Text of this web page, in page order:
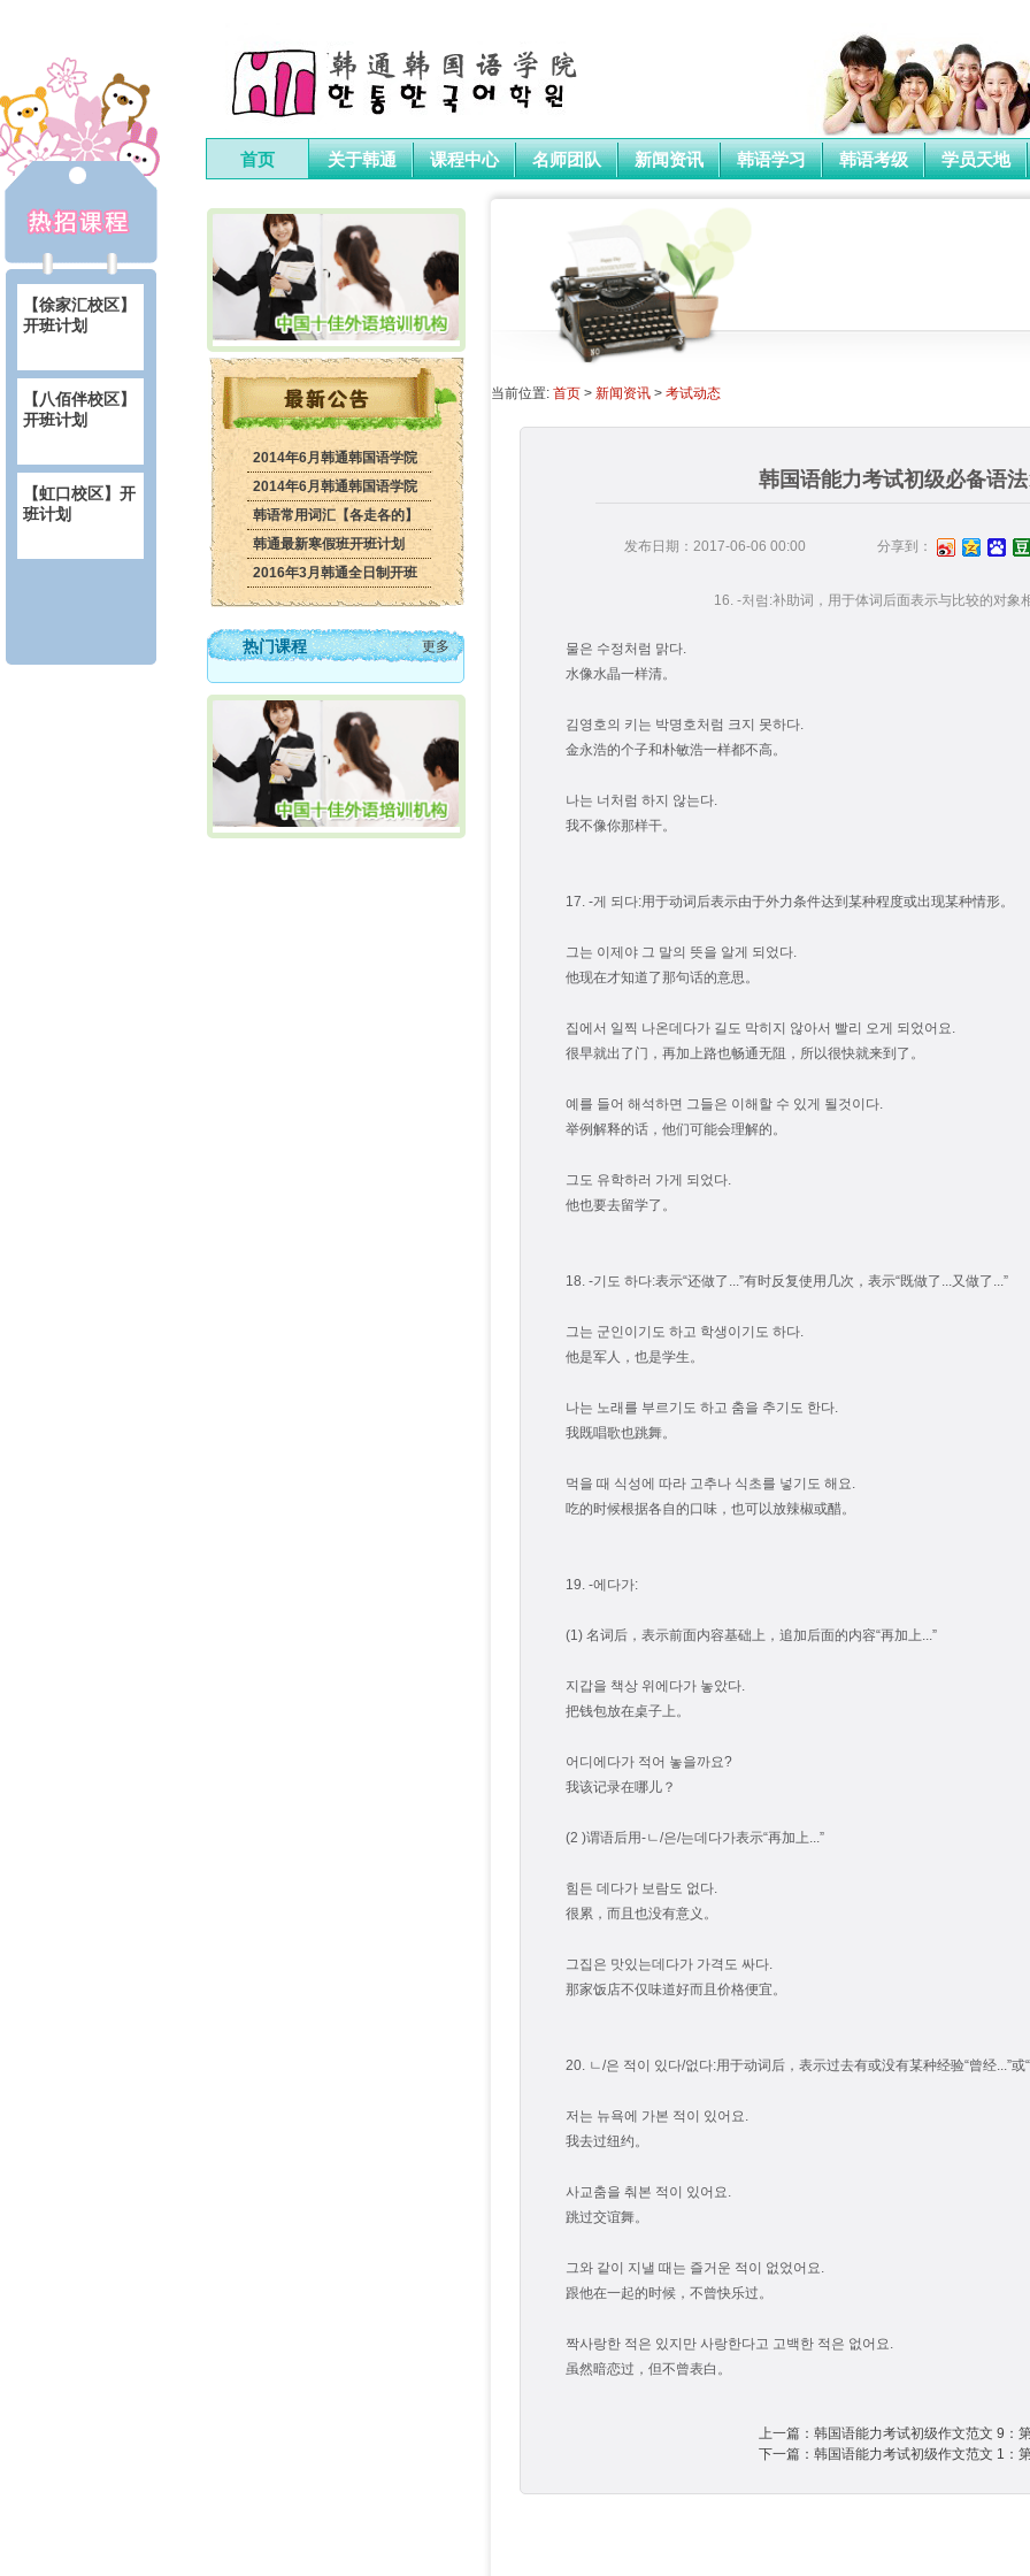
上海韩通韩语培训学院
首页 关于韩通 课程中心 名师团队 新闻资讯 韩语学习 韩语考级 学员天地
2014年6月韩通韩国语学院
虹口校区开课计划
2014年6月韩通韩国语学院
徐汇校区开课计划
韩语常用词汇【各走各的】
韩通最新寒假班开班计划
2016年3月韩通全日制开班
更多
热门课程
当前位置: 首页> 新闻资讯> 考试动态
韩国语能力考试初级必备语法
发布日期：2017-06-06 00:00 分享到：
16. -처럼:补助词，用于体词后面表示与比较的对象
물은 수정처럼 맑다.
水像水晶一样清。
김영호의 키는 박명호처럼 크지 못하다.
金永浩的个子和朴敏浩一样都不高。
나는 너처럼 하지 않는다.
我不像你那样干。
17. -게 되다:用于动词后表示由于外力条件达到某种程度或出现某种情形。
그는 이제야 그 말의 뜻을 알게 되었다.
他现在才知道了那句话的意思。
집에서 일찍 나온데다가 길도 막히지 않아서 빨리 오게 되었어요.
很早就出了门，再加上路也畅通无阻，所以很快就来到了。
예를 들어 해석하면 그들은 이해할 수 있게 될것이다.
举例解释的话，他们可能会理解的。
그도 유학하러 가게 되었다.
他也要去留学了。
18. -기도 하다:表示“还做了...”有时反复使用几次，表示“既做了...又做了...”
그는 군인이기도 하고 학생이기도 하다.
他是军人，也是学生。
나는 노래를 부르기도 하고 춤을 추기도 한다.
我既唱歌也跳舞。
먹을 때 식성에 따라 고추나 식초를 넣기도 해요.
吃的时候根据各自的口味，也可以放辣椒或醋。
19. -에다가:
(1) 名词后，表示前面内容基础上，追加后面的内容“再加上...”
지갑을 책상 위에다가 놓았다.
把钱包放在桌子上。
어디에다가 적어 놓을까요?
我该记录在哪儿？
(2 )谓语后用-ㄴ/은/는데다가表示“再加上...”
힘든 데다가 보람도 없다.
很累，而且也没有意义。
그집은 맛있는데다가 가격도 싸다.
那家饭店不仅味道好而且价格便宜。
20. ㄴ/은 적이 있다/없다:用于动词后，表示过去有或没有某种经验“曾经...”或“
저는 뉴욕에 가본 적이 있어요.
我去过纽约。
사교춤을 춰본 적이 있어요.
跳过交谊舞。
그와 같이 지낼 때는 즐거운 적이 없었어요.
跟他在一起的时候，不曾快乐过。
짝사랑한 적은 있지만 사랑한다고 고백한 적은 없어요.
虽然暗恋过，但不曾表白。
上一篇：韩国语能力考试初级作文范文 9：
下一篇：韩国语能力考试初级作文范文 1：
【徐家汇校区】
开班计划
【八佰伴校区】
开班计划
【虹口校区】开
班计划